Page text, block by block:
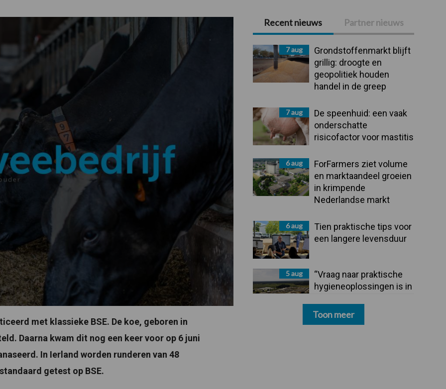
met klassieke BSE. De koe, geboren in
Daarna kwam dit nog een keer voor op 6 juni
In Ierland worden runderen van 48
getest op BSE.
Primaire
Sidebar
Recent nieuws Partner nieuws
7 aug
Grondstoffenmarkt blijft
grillig: droogte en
geopolitiek houden
handel in de greep
7 aug
De speenhuid: een vaak
onderschatte
risicofactor voor mastitis
6 aug
ForFarmers ziet volume
en marktaandeel groeien
in krimpende
Nederlandse markt
6 aug
Tien praktische tips voor
een langere levensduur
5 aug
“Vraag naar praktische
hygieneoplossingen is in
Toon meer